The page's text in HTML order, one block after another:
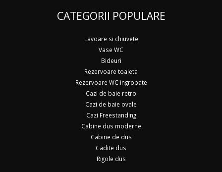
CATEGORII POPULARE
Lavoare si chiuvete
Vase WC
Bideuri
Rezervoare toaleta
Rezervoare WC ingropate
Cazi de baie retro
Cazi de baie ovale
Cazi Freestanding
Cabine dus moderne
Cabine de dus
Cadite dus
Rigole dus